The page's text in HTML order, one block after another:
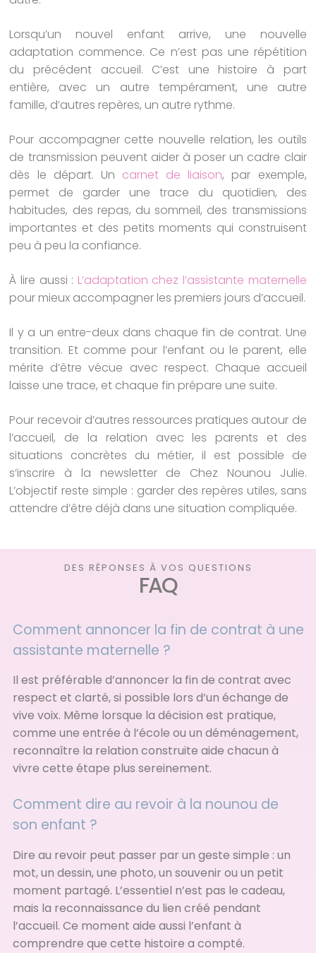
Lorsqu’un nouvel enfant arrive, une nouvelle
adaptation commence. Ce n’est pas une répétition
du précédent accueil. C’est une histoire à part
entière, avec un autre tempérament, une autre
famille, d’autres repères, un autre rythme.
Pour accompagner cette nouvelle relation, les outils
de transmission peuvent aider à poser un cadre clair
dès le départ. Un carnet de liaison, par exemple,
permet de garder une trace du quotidien, des
habitudes, des repas, du sommeil, des transmissions
importantes et des petits moments qui construisent
peu à peu la confiance.
À lire aussi : L’adaptation chez l’assistante maternelle
pour mieux accompagner les premiers jours d’accueil.
Il y a un entre-deux dans chaque fin de contrat. Une
transition. Et comme pour l’enfant ou le parent, elle
mérite d’être vécue avec respect. Chaque accueil
laisse une trace, et chaque fin prépare une suite.
Pour recevoir d’autres ressources pratiques autour de
l’accueil, de la relation avec les parents et des
situations concrètes du métier, il est possible de
s’inscrire à la newsletter de Chez Nounou Julie.
L’objectif reste simple : garder des repères utiles, sans
attendre d’être déjà dans une situation compliquée.
DES RÉPONSES À VOS QUESTIONS
FAQ
Comment annoncer la fin de contrat à une
assistante maternelle ?
Il est préférable d’annoncer la fin de contrat avec
respect et clarté, si possible lors d’un échange de
vive voix. Même lorsque la décision est pratique,
comme une entrée à l’école ou un déménagement,
reconnaître la relation construite aide chacun à
vivre cette étape plus sereinement.
Comment dire au revoir à la nounou de
son enfant ?
Dire au revoir peut passer par un geste simple : un
mot, un dessin, une photo, un souvenir ou un petit
moment partagé. L’essentiel n’est pas le cadeau,
mais la reconnaissance du lien créé pendant
l’accueil. Ce moment aide aussi l’enfant à
comprendre que cette histoire a compté.